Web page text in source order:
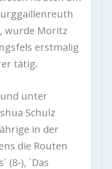
wurde Moritz
erstmalig
tätig.
unter
Schulz
in der
die Routen
(8-), ´Das